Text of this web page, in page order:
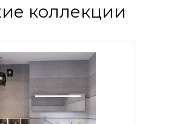
коллекции